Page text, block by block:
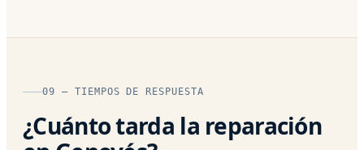
09 — TIEMPOS DE RESPUESTA
¿Cuánto tarda la reparación